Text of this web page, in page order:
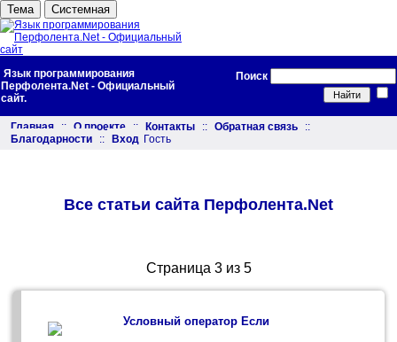
Тема Системная
Язык программирования
Перфолента.Net - Официальный
сайт.
Поиск
Главная :: О проекте :: Контакты :: Обратная связь
::
Благодарности
:: Вход Гость
Все статьи сайта Перфолента.Net
Страница 3 из 5
Условный оператор Если